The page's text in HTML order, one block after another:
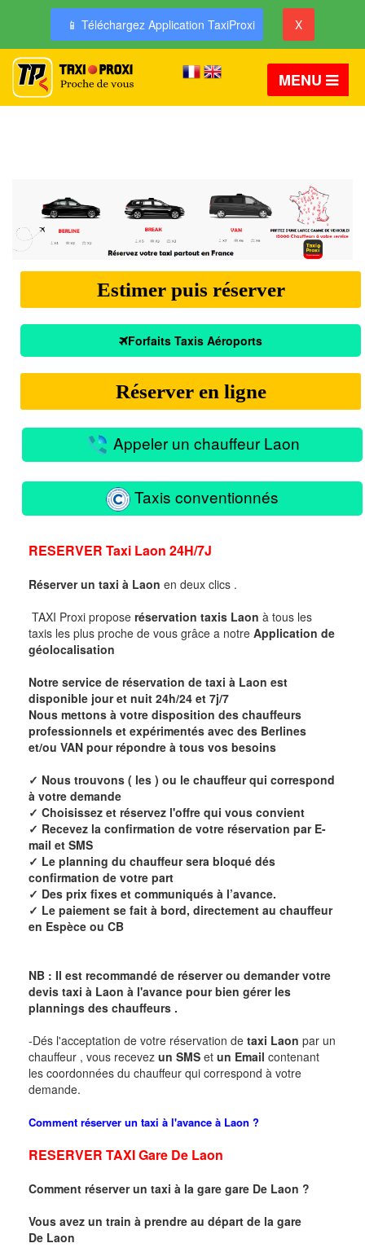
📱 Téléchargez Application TaxiProxi X
MENU
Estimer puis réserver
Forfaits Taxis Aéroports
Réserver en ligne
Appeler un chauffeur Laon
Taxis conventionnés
RESERVER Taxi Laon 24H/7J
Réserver un taxi à Laon en deux clics .
TAXI Proxi propose réservation taxis Laon à tous les
taxis les plus proche de vous grâce a notre Application de
géolocalisation
Notre service de réservation de taxi à Laon est
disponible jour et nuit 24h/24 et 7j/7
Nous mettons à votre disposition des chauffeurs
professionnels et expérimentés avec des Berlines
et/ou VAN pour répondre à tous vos besoins
✓ Nous trouvons ( les ) ou le chauffeur qui correspond
à votre demande
✓ Choisissez et réservez l'offre qui vous convient
✓ Recevez la confirmation de votre réservation par E-
mail et SMS
✓ Le planning du chauffeur sera bloqué dés
confirmation de votre part
✓ Des prix fixes et communiqués à l’avance.
✓ Le paiement se fait à bord, directement au chauffeur
en Espèce ou CB
NB : Il est recommandé de réserver ou demander votre
devis taxi à Laon à l'avance pour bien gérer les
plannings des chauffeurs .
-Dés l'acceptation de votre réservation de taxi Laon par un
chauffeur , vous recevez un SMS et un Email contenant
les coordonnées du chauffeur qui correspond à votre
demande.
Comment réserver un taxi à l'avance à Laon ?
RESERVER TAXI Gare De Laon
Comment réserver un taxi à la gare gare De Laon ?
Vous avez un train à prendre au départ de la gare
De Laon